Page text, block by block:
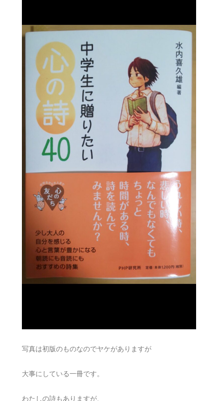
写真は初版のものなのでヤケがありますが
大事にしている一冊です。
わたしの詩もありますが、